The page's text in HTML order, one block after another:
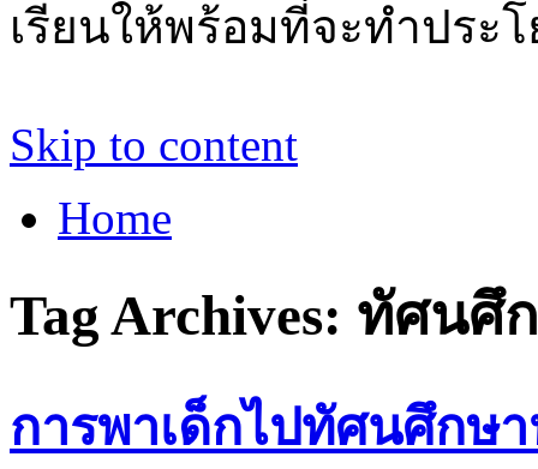
เรียนให้พร้อมที่จะทำประ
Skip to content
Home
Tag Archives: ทัศนศึ
การพาเด็กไปทัศนศึกษ